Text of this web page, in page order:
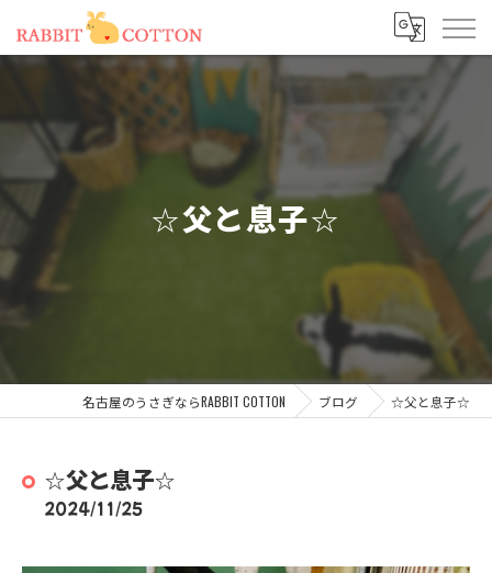
☆父と息子☆
名古屋のうさぎならRABBIT COTTON ブログ ☆父と息子☆
☆父と息子☆
2024/11/25